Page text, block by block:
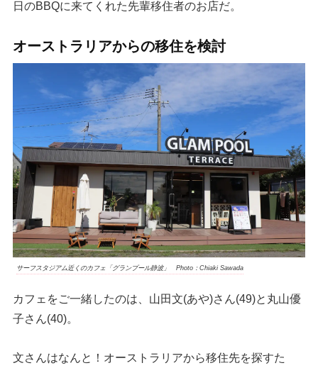
日のBBQに来てくれた先輩移住者のお店だ。
オーストラリアからの移住を検討
サーフスタジアム近くのカフェ「グランプール静波」 Photo：Chiaki Sawada
カフェをご一緒したのは、山田文(あや)さん(49)と丸山優
子さん(40)。
文さんはなんと！オーストラリアから移住先を探すた